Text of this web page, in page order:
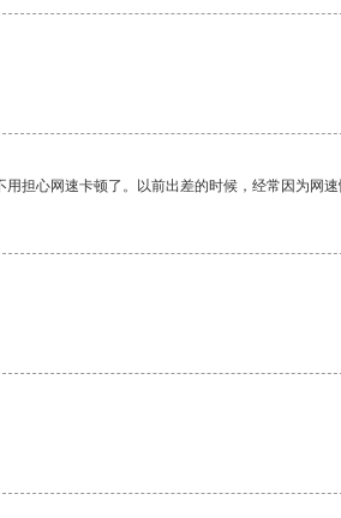
心网速卡顿了。以前出差的时候，经常因为网